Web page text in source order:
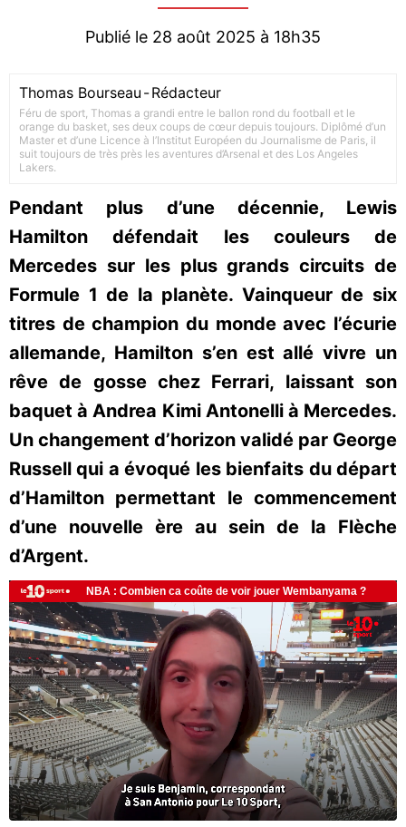
Publié le 28 août 2025 à 18h35
Thomas Bourseau -Rédacteur
Féru de sport, Thomas a grandi entre le ballon rond du football et le
orange du basket, ses deux coups de cœur depuis toujours. Diplômé d’un
Master et d’une Licence à l’Institut Européen du Journalisme de Paris, il
suit toujours de très près les aventures d’Arsenal et des Los Angeles
Lakers.
Pendant plus d’une décennie, Lewis
Hamilton défendait les couleurs de
Mercedes sur les plus grands circuits de
Formule 1 de la planète. Vainqueur de six
titres de champion du monde avec l’écurie
allemande, Hamilton s’en est allé vivre un
rêve de gosse chez Ferrari, laissant son
baquet à Andrea Kimi Antonelli à Mercedes.
Un changement d’horizon validé par George
Russell qui a évoqué les bienfaits du départ
d’Hamilton permettant le commencement
d’une nouvelle ère au sein de la Flèche
d’Argent.